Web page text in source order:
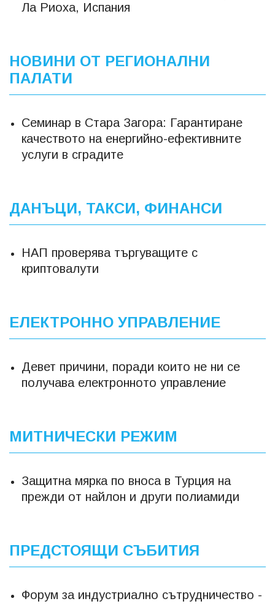
Ла Риоха, Испания
НОВИНИ ОТ РЕГИОНАЛНИ
ПАЛАТИ
Семинар в Стара Загора: Гарантиране
качеството на енергийно-ефективните
услуги в сградите
ДАНЪЦИ, ТАКСИ, ФИНАНСИ
НАП проверява търгуващите с
криптовалути
ЕЛЕКТРОННО УПРАВЛЕНИЕ
Девет причини, поради които не ни се
получава електронното управление
МИТНИЧЕСКИ РЕЖИМ
Защитна мярка по вноса в Турция на
прежди от найлон и други полиамиди
ПРЕДСТОЯЩИ СЪБИТИЯ
Форум за индустриално сътрудничество -